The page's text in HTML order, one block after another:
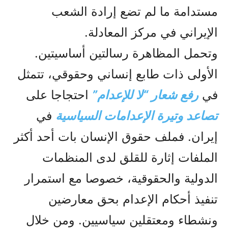
مستدامة ما لم تضع إرادة الشعب
الإيراني في مركز المعادلة.
وتحمل المظاهرة رسالتين أساسيتين.
الأولى ذات طابع إنساني وحقوقي، تتمثل
فيرفع شعار “لا للإعدام” احتجاجا على
تصاعد وتيرة الإعدامات السياسية في
إيران. فملف حقوق الإنسان بات أحد أكثر
الملفات إثارة للقلق لدى المنظمات
الدولية والحقوقية، خصوصا مع استمرار
تنفيذ أحكام الإعدام بحق معارضين
ونشطاء ومعتقلين سياسيين. ومن خلال